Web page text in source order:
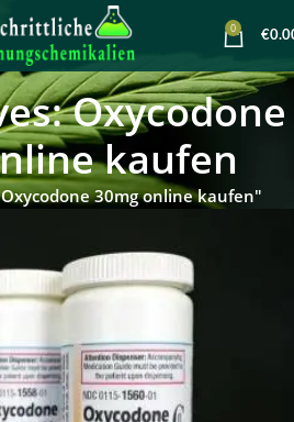
0
€
Oxycodone
kaufen
30mg online kaufen"